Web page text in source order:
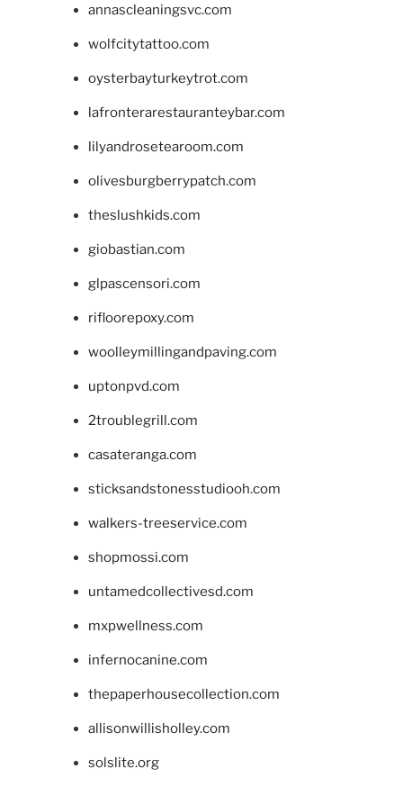
annascleaningsvc.com
wolfcitytattoo.com
oysterbayturkeytrot.com
lafronterarestauranteybar.com
lilyandrosetearoom.com
olivesburgberrypatch.com
theslushkids.com
giobastian.com
glpascensori.com
rifloorepoxy.com
woolleymillingandpaving.com
uptonpvd.com
2troublegrill.com
casateranga.com
sticksandstonesstudiooh.com
walkers-treeservice.com
shopmossi.com
untamedcollectivesd.com
mxpwellness.com
infernocanine.com
thepaperhousecollection.com
allisonwillisholley.com
solslite.org